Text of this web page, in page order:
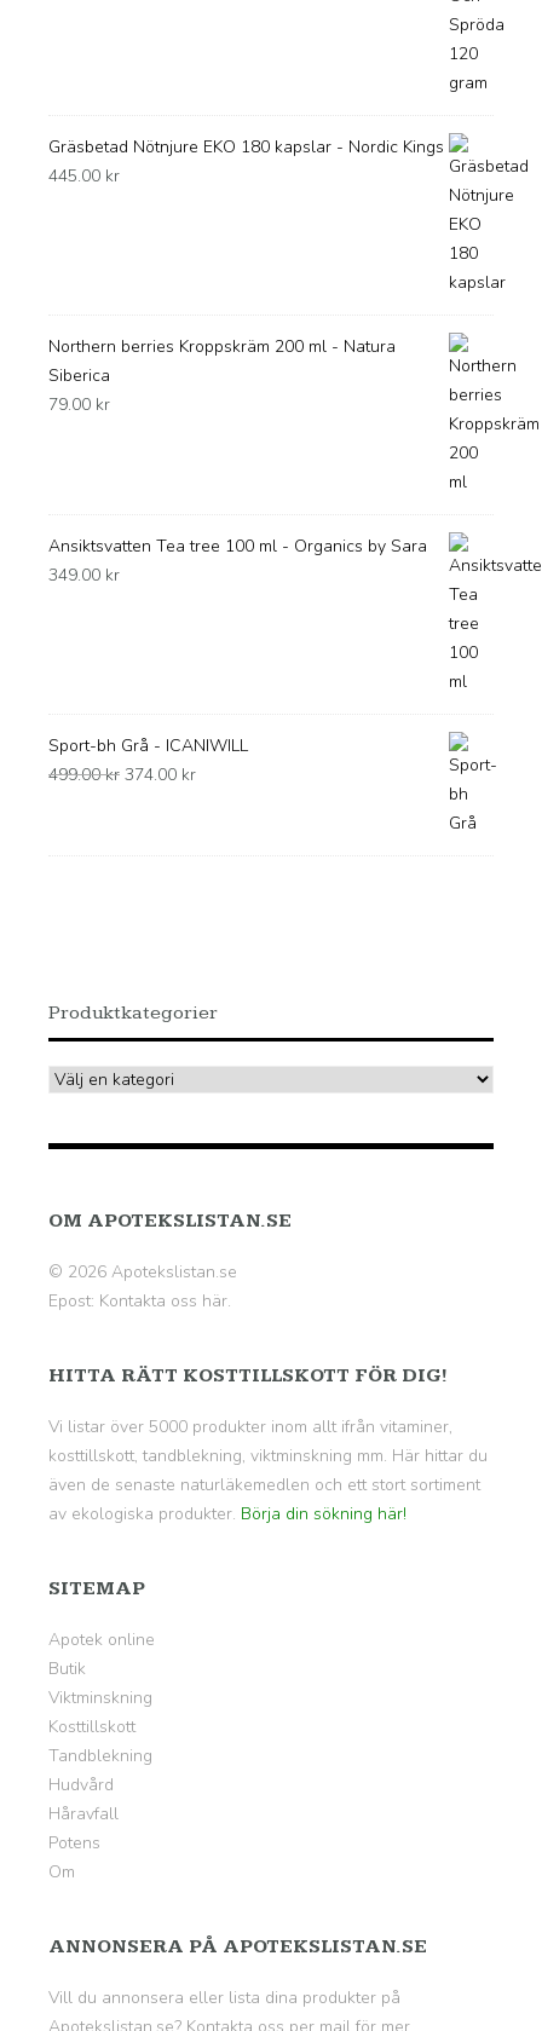
Gräsbetad Nötnjure EKO 180 kapslar - Nordic Kings
445.00 kr
Northern berries Kroppskräm 200 ml - Natura
Siberica
79.00 kr
Ansiktsvatten Tea tree 100 ml - Organics by Sara
349.00 kr
Sport-bh Grå - ICANIWILL
499.00kr Det
374.00 krDet
Produktkategorier
OM APOTEKSLISTAN.SE
© 2026 Apotekslistan.se
Epost: Kontakta oss här.
HITTA RÄTT KOSTTILLSKOTT FÖR DIG!
Vi listar över 5000 produkter inom allt ifrån vitaminer,
kosttillskott, tandblekning, viktminskning mm. Här hittar du
även de senaste naturläkemedlen och ett stort sortiment
av ekologiska produkter. Börja din sökning här!
SITEMAP
Apotek online
Butik
Viktminskning
Kosttillskott
Tandblekning
Hudvård
Håravfall
Potens
Om
ANNONSERA PÅ APOTEKSLISTAN.SE
Vill du annonsera eller lista dina produkter på